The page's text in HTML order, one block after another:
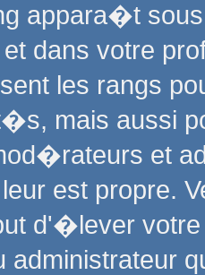
appara�t
dans votre
les rangs
mais aussi
et
est propre.
d'�lever